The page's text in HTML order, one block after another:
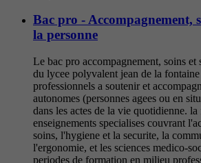
Bac pro - Accompagnement,
la personne
Le bac pro accompagnement, soins et
du lycee polyvalent jean de la
professionnels a soutenir et
autonomes (personnes agees ou en
dans les actes de la vie quotidienne.
enseignements specialises couvrant
soins, l'hygiene et la securite, la
l'ergonomie, et les sciences medico-
periodes de formation en milieu